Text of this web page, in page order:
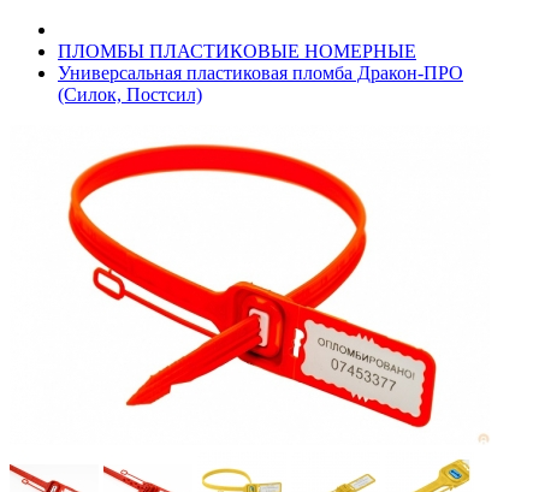
ПЛОМБЫ ПЛАСТИКОВЫЕ НОМЕРНЫЕ
Универсальная пластиковая пломба Дракон-ПРО
(Силок, Постсил)